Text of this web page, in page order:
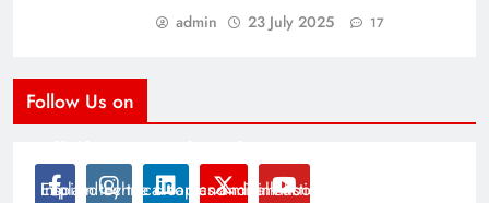
admin 23 July 2025 17
Follow Us on
Inspired by the clean and minimalistic look of modern
Explain technical topics and talk about the latest in